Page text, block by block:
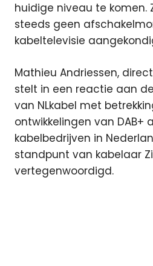
huidige niveau te komen.
steeds geen
kabeltelevisie
Mathieu Andriessen,
stelt in een reactie aan
van NLkabel met
ontwikkelingen van DAB+
kabelbedrijven in
standpunt van kabelaar
vertegenwoordigd.